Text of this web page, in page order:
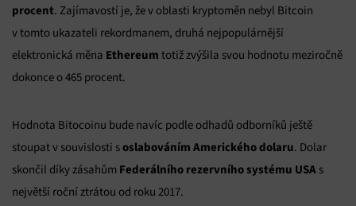
procent. Zajímavostí je, že v oblasti kryptoměn nebyl Bitcoin
v tomto ukazateli rekordmanem, druhá nejpopulárnější
elektronická měna Ethereum totiž zvýšila svou hodnotu meziročně
dokonce o 465 procent.
Hodnota Bitocoinu bude navíc podle odhadů odborníků ještě
stoupat v souvislosti soslabováním Amerického dolaru. Dolar
skončil díky zásahům Federálního rezervního systému USA s
největší roční ztrátou od roku 2017.